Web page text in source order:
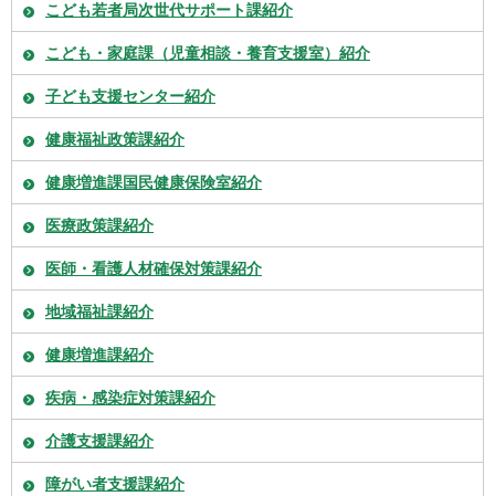
こども若者局次世代サポート課紹介
こども・家庭課（児童相談・養育支援室）紹介
子ども支援センター紹介
健康福祉政策課紹介
健康増進課国民健康保険室紹介
医療政策課紹介
医師・看護人材確保対策課紹介
地域福祉課紹介
健康増進課紹介
疾病・感染症対策課紹介
介護支援課紹介
障がい者支援課紹介